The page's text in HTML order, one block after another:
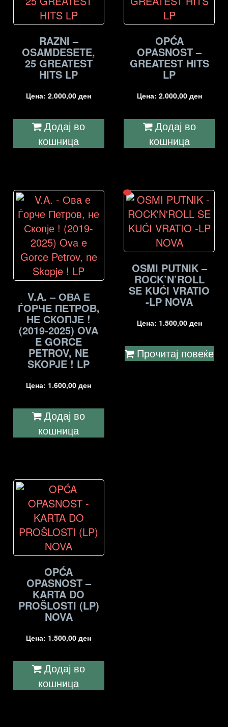
RAZNI –
OSAMDESETE,
25 GREATEST
HITS LP
Цена:2.000,00ден
Додај во
кошница
OPĆA
OPASNOST –
GREATEST HITS
LP
Цена: 2.000,00 ден
Додај во
кошница
V.A. – ОВА Е
ЃОРЧЕ ПЕТРОВ,
НЕ СКОПЈЕ !
(2019-2025) OVA
E GORCE
PETROV, NE
SKOPJE ! LP
Цена: 1.600,00ден
Додај во
кошница
OSMI PUTNIK –
ROCK’N’ROLL
SE KUĆI VRATIO
-LP NOVA
Цена: 1.500,00 ден
Прочитај повеќе
OPĆA
OPASNOST –
KARTA DO
PROŠLOSTI (LP)
NOVA
Цена: 1.500,00ден
Додај во
кошница